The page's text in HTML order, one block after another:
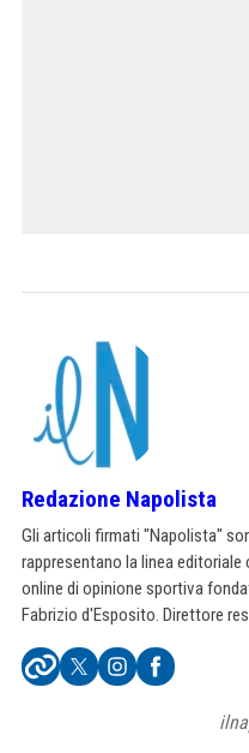
Redazione Napolista
Gli articoli firmati "Napolista"
rappresentano la linea
online di opinione sportiva
Fabrizio d'Esposito. Direttore